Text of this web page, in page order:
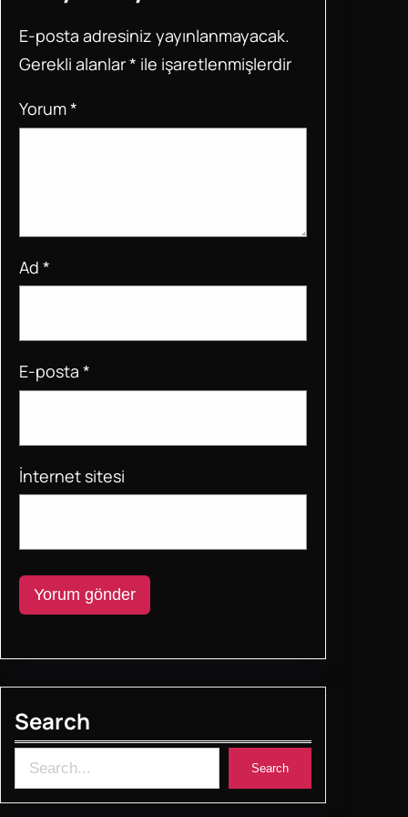
o
o
k
p
p
E-posta adresiniz yayınlanmayacak.
Gerekli alanlar* ile işaretlenmişlerdir
Yorum*
Ad *
E-posta *
İnternet sitesi
Search
e
Search